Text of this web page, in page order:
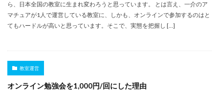
ら、日本全国の教室に生まれ変わろうと思っています。 とは言え、一介のア
マチュアが1人で運営している教室に、しかも、オンラインで参加するのはと
てもハードルが高いと思っています。そこで、実態を把握し […]
教室運営
オンライン勉強会を1,000円/回にした理由